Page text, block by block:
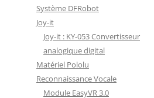
Système DFRobot
Joy-it
Joy-it : KY-053 Convertisseur
analogique digital
Matériel Pololu
Reconnaissance Vocale
Module EasyVR 3.0